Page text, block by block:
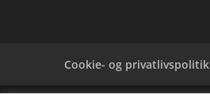
Cookie- og privatlivspolitik